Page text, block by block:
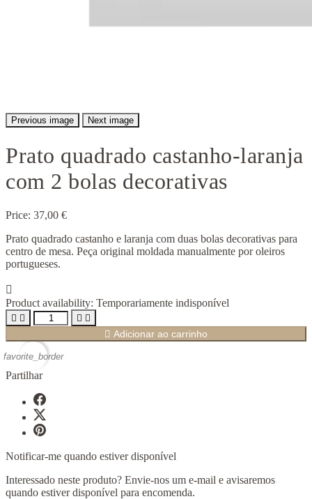
Previous image Next image
Prato quadrado castanho-laranja
com 2 bolas decorativas
Price: 37,00 €
Prato quadrado castanho e laranja com duas bolas decorativas para
centro de mesa. Peça original moldada manualmente por oleiros
portugueses.

Product availability: Temporariamente indisponível
   
 Adicionar ao carrinho
favorite_border
Partilhar
Notificar-me quando estiver disponível
Interessado neste produto? Envie-nos um e-mail e avisaremos
quando estiver disponível para encomenda.